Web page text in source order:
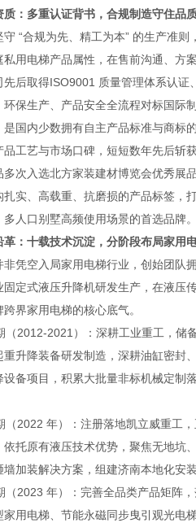
多重认证背书，合规制造守住品
“合规为先、精工为本” 的生产准则
私用电梯产品属性，在售前沟通、方
先后取得ISO9001 质量管理体系认
保生产、产品安全全流程对标国际
是国内少数拥有自主产品标准与商标
艺与市场口碑，短短数年先后斩获
多次入选北方家装建材博览会优秀展
实、高载重、抗磨损的产品标签，
多人口别墅高频使用场景的首选品牌
十载技术沉淀，分阶段布局家用
空入局家用电梯行业，创始团队
固定式液压升降机研发生产，在液压
界家用电梯的核心底气。
2021）：深耕工业重工，储
重升降装备研发制造，深耕油缸密封
设备项目，积累大批量非标机械定制
年）：注册落地凯立威重工，
依托原有液压技术优势，聚焦无地坑
墙加装解决方案，组建济南本地化安
年）：完善全品类产品矩阵，
家用电梯、节能永磁同步曳引观光电